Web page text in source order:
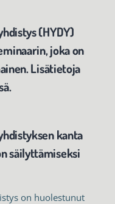
(HYDY)
joka on
Lisätietoja
kanta
säilyttämiseksi
on huolestunut